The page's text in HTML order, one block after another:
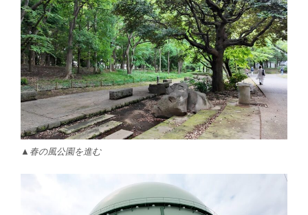
▲春の風公園を進む